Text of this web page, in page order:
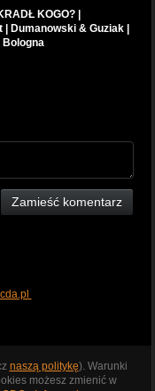
KOGO? |
Dumanowski & Guziak |
Zamieść komentarz
naszą politykę). Warunki
możesz zmienić w